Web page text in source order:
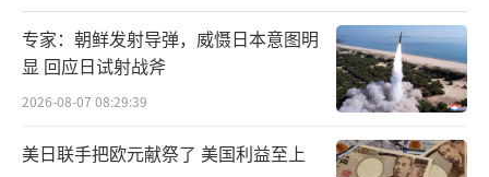
专家：朝鲜发射导弹，威慑日本意图明
显 回应日试射战斧
2026-08-07 08:29:39
美日联手把欧元献祭了 美国利益至上